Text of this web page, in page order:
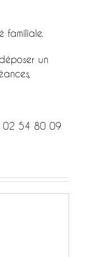
familiale.
un
– 02 54 80 09